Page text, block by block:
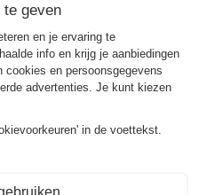
€ 165
zwembad in